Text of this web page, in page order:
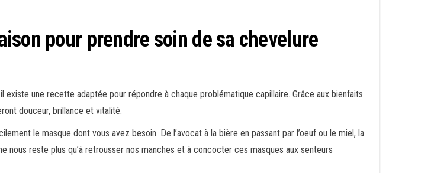
pour prendre soin de sa chevelure
une recette adaptée pour répondre à chaque problématique capillaire. Grâce aux bienfaits
douceur, brillance et vitalité.
le masque dont vous avez besoin. De l’avocat à la bière en passant par l’oeuf ou le miel, la
reste plus qu’à retrousser nos manches et à concocter ces masques aux senteurs